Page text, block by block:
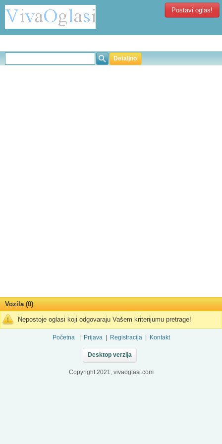
Postavi oglas!
Detaljno
Vozila (0)
Nepostoje oglasi koji odgovaraju Vašem kriterijumu pretrage!
Početna Prijava Registracija Kontakt
Desktop verzija
Copyright 2021, vivaoglasi.com